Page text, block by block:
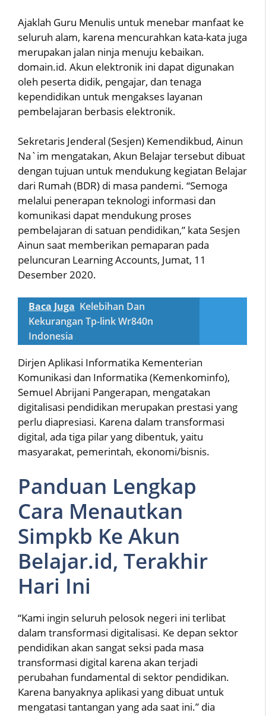
Ajaklah Guru Menulis untuk menebar manfaat ke
seluruh alam, karena mencurahkan kata-kata juga
merupakan jalan ninja menuju kebaikan.
domain.id. Akun elektronik ini dapat digunakan
oleh peserta didik, pengajar, dan tenaga
kependidikan untuk mengakses layanan
pembelajaran berbasis elektronik.
Sekretaris Jenderal (Sesjen) Kemendikbud, Ainun
Na`im mengatakan, Akun Belajar tersebut dibuat
dengan tujuan untuk mendukung kegiatan Belajar
dari Rumah (BDR) di masa pandemi. “Semoga
melalui penerapan teknologi informasi dan
komunikasi dapat mendukung proses
pembelajaran di satuan pendidikan,” kata Sesjen
Ainun saat memberikan pemaparan pada
peluncuran Learning Accounts, Jumat, 11
Desember 2020.
Baca Juga Kelebihan Dan
Kekurangan Tp-link Wr840n
Indonesia
Dirjen Aplikasi Informatika Kementerian
Komunikasi dan Informatika (Kemenkominfo),
Semuel Abrijani Pangerapan, mengatakan
digitalisasi pendidikan merupakan prestasi yang
perlu diapresiasi. Karena dalam transformasi
digital, ada tiga pilar yang dibentuk, yaitu
masyarakat, pemerintah, ekonomi/bisnis.
Panduan Lengkap
Cara Menautkan
Simpkb Ke Akun
Belajar.id, Terakhir
Hari Ini
“Kami ingin seluruh pelosok negeri ini terlibat
dalam transformasi digitalisasi. Ke depan sektor
pendidikan akan sangat seksi pada masa
transformasi digital karena akan terjadi
perubahan fundamental di sektor pendidikan.
Karena banyaknya aplikasi yang dibuat untuk
mengatasi tantangan yang ada saat ini.” dia